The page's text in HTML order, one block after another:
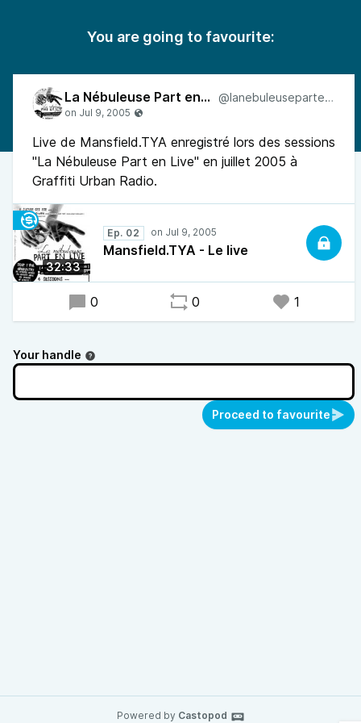
You are going to favourite:
La Nébuleuse Part en Live @lanebuleusepartenlive
Live de Mansfield.TYA enregistré lors des sessions
"La Nébuleuse Part en Live" en juillet 2005 à
Graffiti Urban Radio.
32:33
Ep. 02
Mansfield.TYA - Le live
0 0 1
Your handle
Proceed to favourite
Powered by Castopod